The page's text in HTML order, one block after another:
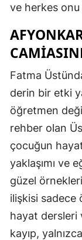
ve herkes onu
Fatma
derin bir etki
öğretmen
rehber olan
çocuğun
yaklaşımı ve
güzel
ilişkisi sadece
hayat dersleri
kayıp,